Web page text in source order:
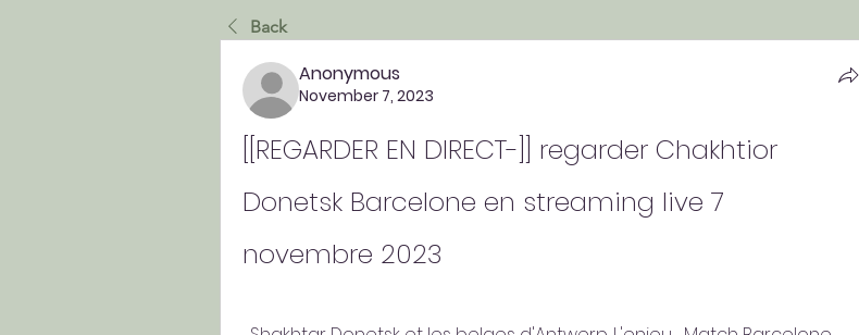
Back
Anonymous
November 7, 2023
[[REGARDER EN DIRECT-]] regarder Chakhtior
Donetsk Barcelone en streaming live 7
novembre 2023